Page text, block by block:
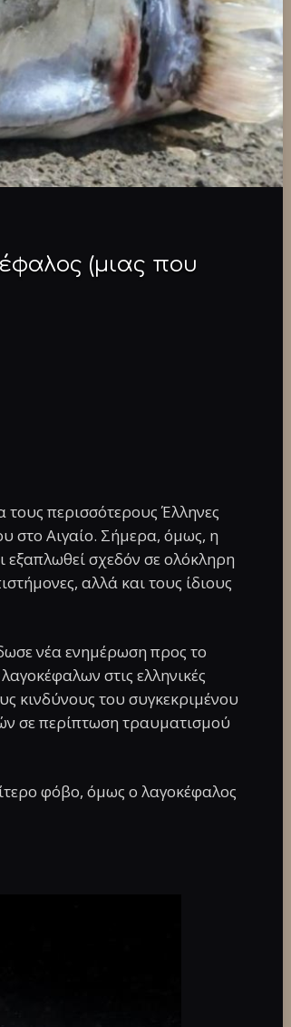
(μιας που
περισσότερους Έλληνες
στο Αιγαίο. Σήμερα, όμως, η
εξαπλωθεί σχεδόν σε ολόκληρη
αλλά και τους ίδιους
νέα ενημέρωση προς το
στις ελληνικές
κινδύνους του συγκεκριμένου
σε περίπτωση τραυματισμού
φόβο, όμως ο λαγοκέφαλος